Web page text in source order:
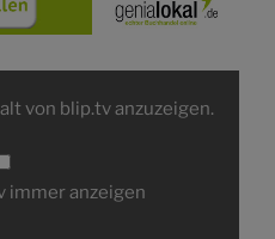
von blip.tv anzuzeigen.
immer anzeigen